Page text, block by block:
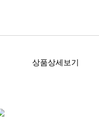
상품상세보기